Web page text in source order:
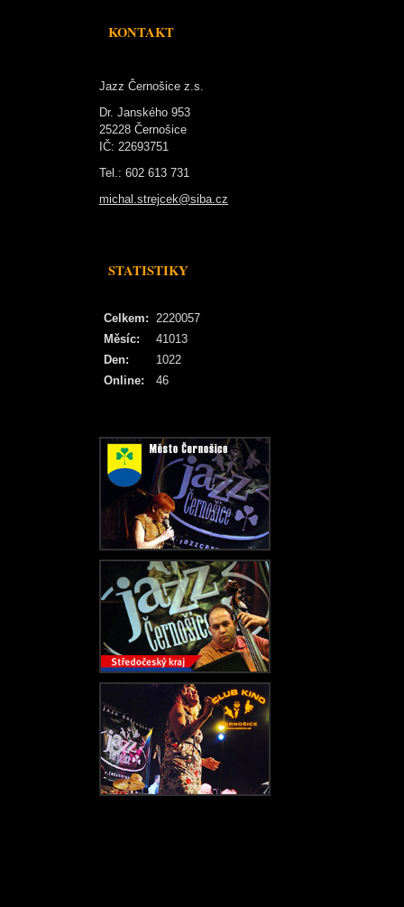
KONTAKT
Jazz Černošice z.s.
Dr. Janského 953
25228 Černošice
IČ: 22693751
Tel.: 602 613 731
michal.strejcek@siba.cz
STATISTIKY
Online: 46
Celkem: 2220057
Měsíc:
41013
Den:
1022